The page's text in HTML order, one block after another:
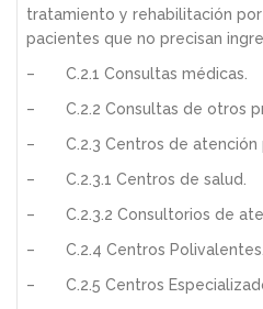
tratamiento y rehabilitación
pacientes que no precisan
– C.2.1 Consultas médicas.
– C.2.2 Consultas de otros
– C.2.3 Centros de atención
– C.2.3.1 Centros de salud.
– C.2.3.2 Consultorios de
– C.2.4 Centros Polivalentes.
– C.2.5 Centros